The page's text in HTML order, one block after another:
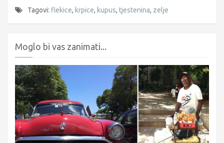
Tagovi: flekice, krpice, kupus, tjestenina, zelje
Moglo bi vas zanimati...